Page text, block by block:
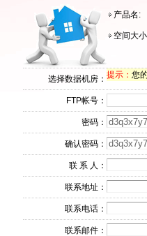
产品名:
空间大
选择数据机房： 提示： 您
FTP帐号：
密码：
确认密码：
联 系 人：
联系地址：
联系电话：
联系邮件：